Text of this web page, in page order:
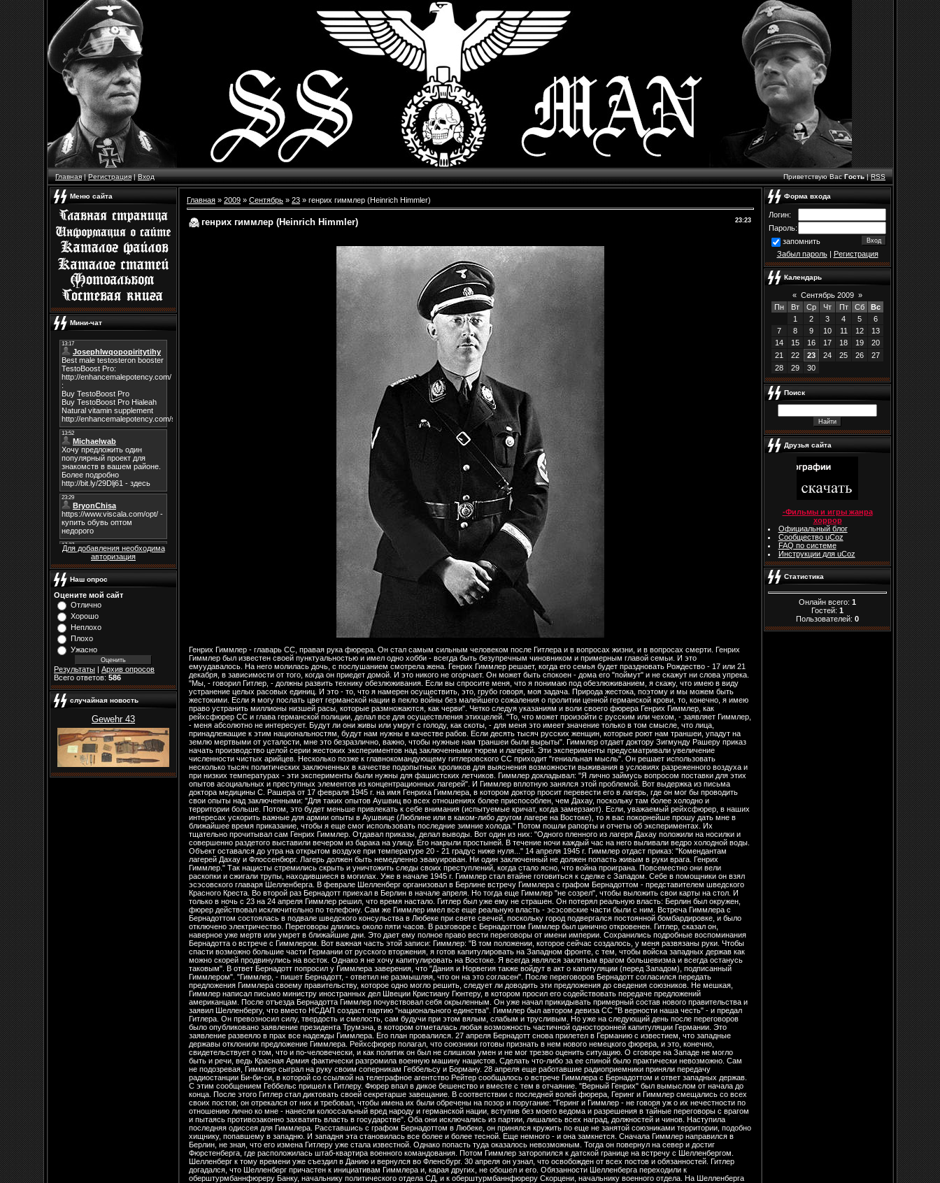
Главная|Регистрация|Вход Приветствую Вас Гость|RSS
Меню сайта
Мини-чат
Для добавления необходима
авторизация
Наш опрос
Оцените мой сайт
Отлично
Хорошо
Неплохо
Плохо
Ужасно
Результаты | Архив опросов
Всего ответов: 586
случайная новость
Gewehr 43
Главная » 2009 » Сентябрь » 23 » генрих гиммлер (Heinrich Himmler)
23:23
генрих гиммлер (Heinrich Himmler)
Генрих Гиммлер - главарь СС, правая рука фюрера. Он стал самым сильным человеком после Гитлера и в вопросах жизни, и в вопросах смерти. Генрих Гиммлер был известен своей пунктуальностью и имел одно хобби - всегда быть безупречным чиновником и примерным главой семьи. И это емуудавалось. На него молилась дочь, с послушанием смотрела жена. Генрих Гиммлер решает, когда его семья будет праздновать Рождество - 17 или 21 декабря, в зависимости от того, когда он приедет домой. И это никого не огорчает. Он может быть спокоен - дома его "поймут" и не скажут ни слова упрека. "Мы, - говорил Гитлер, - должны развить технику обезлюживания. Если вы спросите меня, что я понимаю под обезлюживанием, я скажу, что имею в виду устранение целых расовых единиц. И это - то, что я намерен осуществить, это, грубо говоря, моя задача. Природа жестока, поэтому и мы можем быть жестокими. Если я могу послать цвет германской нации в пекло войны без малейшего сожаления о пролитии ценной германской крови, то, конечно, я имею право устранить миллионы низшей расы, которые размножаются, как черви". Четко следуя указаниям и воли своего фюрера Генрих Гиммлер, как рейхсфюрер СС и глава германской полиции, делал все для осуществления этихцелей. "То, что может произойти с русским или чехом, - заявляет Гиммлер, - меня абсолютно не интересует. Будут ли они живы или умрут с голоду, как скоты, - для меня это имеет значение только в том смысле, что лица, принадлежащие к этим национальностям, будут нам нужны в качестве рабов. Если десять тысяч русских женщин, которые роют нам траншеи, упадут на землю мертвыми от усталости, мне это безразлично, важно, чтобы нужные нам траншеи были вырыты". Гиммлер отдает доктору Зигмунду Рашеру приказ начать производство целой серии жестоких экспериментов над заключенными тюрем и лагерей. Эти эксперименты предусматривали увеличение численности чистых арийцев. Несколько позже к главнокомандующему гитлеровского СС приходит "гениальная мысль". Он решает использовать несколько тысяч политических заключенных в качестве подопытных кроликов для выяснения возможности выживания в условиях разреженного воздуха и при низких температурах - эти эксперименты были нужны для фашистских летчиков. Гиммлер докладывал: "Я лично займусь вопросом поставки для этих опытов асоциальных и преступных элементов из концентрационных лагерей". И Гиммлер вплотную занялся этой проблемой. Вот выдержка из письма доктора медицины С. Рашера от 17 февраля 1945 г. на имя Генриха Гиммлера, в котором доктор просит перевести его в лагерь, где он мог бы проводить свои опыты над заключенными: "Для таких опытов Аушвиц во всех отношениях более приспособлен, чем Дахау, поскольку там более холодно и территории больше. Потом, это будет меньше привлекать к себе внимания (испытуемые кричат, когда замерзают). Если, уважаемый рейхсфюрер, в наших интересах ускорить важные для армии опыты в Аушвице (Люблине или в каком-либо другом лагере на Востоке), то я вас покорнейше прошу дать мне в ближайшее время приказание, чтобы я еще смог использовать последние зимние холода." Потом пошли рапорты и отчеты об экспериментах. Их тщательно прочитывал сам Генрих Гиммлер. Отдавал приказы, делал выводы. Вот один из них: "Одного пленного из лагеря Дахау положили на носилки и совершенно раздетого выставили вечером из барака на улицу. Его накрыли простыней. В течение ночи каждый час на него выливали ведро холодной воды. Объект оставался до утра на открытом воздухе при температуре 20 - 21 градус ниже нуля..." 14 апреля 1945 г. Гиммлер отдаст приказ: "Комендантам лагерей Дахау и Флоссенбюрг. Лагерь должен быть немедленно эвакуирован. Ни один заключенный не должен попасть живым в руки врага. Генрих Гиммлер." Так нацисты стремились скрыть и уничтожить следы своих преступлений, когда стало ясно, что война проиграна. Повсеместно они вели раскопки и сжигали трупы, находившиеся в могилах. Уже в начале 1945 г. Гиммлер стал втайне готовиться к сделке с Западом. Себе в помощники он взял эсэсовского главаря Шелленберга. В феврале Шелленберг организовал в Берлине встречу Гиммлера с графом Бернадоттом - представителем шведского Красного Креста. Во второй раз Бернадотт приехал в Берлин в начале апреля. Но тогда еще Гиммлер "не созрел", чтобы выложить свои карты на стол. И только в ночь с 23 на 24 апреля Гиммлер решил, что время настало. Гитлер был уже ему не страшен. Он потерял реальную власть: Берлин был окружен, фюрер действовал исключительно по телефону. Сам же Гиммлер имел все еще реальную власть - эсэсовские части были с ним. Встреча Гиммлера с Бернадоттом состоялась в подвале шведского консульства в Любеке при свете свечей, поскольку город подвергался постоянной бомбардировке, и было отключено электричество. Переговоры длились около пяти часов. В разговоре с Бернадоттом Гиммлер был цинично откровенен. Гитлер, сказал он, наверное уже мертв или умрет в ближайшие дни. Это дает ему полное право вести переговоры от имени империи. Сохранились подробные воспоминания Бернадотта о встрече с Гиммлером. Вот важная часть этой записи: Гиммлер: "В том положении, которое сейчас создалось, у меня развязаны руки. Чтобы спасти возможно большие части Германии от русского вторжения, я готов капитулировать на Западном фронте, с тем, чтобы войска западных держав как можно скорей продвинулись на восток. Однако я не хочу капитулировать на Востоке. Я всегда являлся заклятым врагом большевизма и всегда останусь таковым". В ответ Бернадотт попросил у Гиммлера заверения, что "Дания и Норвегия также войдут в акт о капитуляции (перед Западом), подписанный Гиммлером". "Гиммлер, - пишет Бернадотт, - ответил не размышляя, что он на это согласен". После переговоров Бернадотт согласился передать предложения Гиммлера своему правительству, которое одно могло решить, следует ли доводить эти предложения до сведения союзников. Не мешкая, Гиммлер написал письмо министру иностранных дел Швеции Кристиану Гюнтеру, в котором просил его содействовать передаче предложений американцам. После отъезда Бернадотта Гиммлер почувствовал себя окрыленным. Он уже начал прикидывать примерный состав нового правительства и заявил Шелленбергу, что вместо НСДАП создаст партию "национального единства". Гиммлер был автором девиза СС "В верности наша честь" - и предал Гитлера. Он превозносил силу, твердость и смелость, сам будучи при этом вялым, слабым и трусливым. Но уже на следующий день после переговоров было опубликовано заявление президента Трумэна, в котором отметалась любая возможность частичной односторонней капитуляции Германии. Это заявление развеяло в прах все надежды Гиммлера. Его план провалился. 27 апреля Бернадотт снова прилетел в Германию с известием, что западные державы отклонили предложение Гиммлера. Рейхсфюрер полагал, что союзники готовы признать в нем нового немецкого фюрера, и это, конечно, свидетельствует о том, что и по-человечески, и как политик он был не слишком умен и не мог трезво оценить ситуацию. О сговоре на Западе не могло быть и речи, ведь Красная Армия фактически разгромила военную машину нацистов. Сделать что-либо за ее спиной было практически невозможно. Сам не подозревая, Гиммлер сыграл на руку своим соперникам Геббельсу и Борману. 28 апреля еще работавшие радиоприемники приняли передачу радиостанции Би-би-си, в которой со ссылкой на телеграфное агентство Рейтер сообщалось о встрече Гиммлера с Бернадоттом и ответ западных держав. С этим сообщением Геббельс пришел к Гитлеру. Фюрер впал в дикое бешенство и вместе с тем в отчаяние. "Верный Генрих" был вымыслом от начала до конца. После этого Гитлер стал диктовать своей секретарше завещание. В соответствии с последней волей фюрера, Геринг и Гиммлер смещались со всех своих постов; он отрекался от них и требовал, чтобы имена их были обречены на позор и поругание: "Геринг и Гиммлер - не говоря уж о их нечестности по отношению лично ко мне - нанесли колоссальный вред народу и германской нации, вступив без моего ведома и разрешения в тайные переговоры с врагом и пытаясь противозаконно захватить власть в государстве". Оба они исключались из партии, лишались всех наград, должностей и чинов. Наступила последняя одиссея для Гиммлера. Расставшись с графом Бернадоттом в Любеке, он принялся кружить по еще не занятой союзниками территории, подобно хищнику, попавшему в западню. И западня эта становилась все более и более тесной. Еще немного - и она замкнется. Сначала Гиммлер направился в Берлин, не зная, что его измена Гитлеру уже стала известной. Однако попасть туда оказалось невозможным. Тогда он повернул на север и достиг Фюрстенберга, где расположилась штаб-квартира военного командования. Потом Гиммлер заторопился к датской границе на встречу с Шелленбергом. Шелленберг к тому времени уже съездил в Данию и вернулся во Фленсбург. 30 апреля он узнал, что освобожден от всех постов и обязанностей. Гитлер догадался, что Шелленберг причастен к инициативам Гиммлера и, карая других, не обошел и его. Обязанности Шелленберга переходили к оберштурмбаннфюреру Банку, начальнику политического отдела СД, и к оберштурмбаннфюреру Скорцени, начальнику военного отдела. На Шелленберга эта новость уже не произвела большого впечатления. Он тут же отправился на встречу со своим начальником. 1 мая к ним пришла новость о самоубийстве Гитлера и о назначении Деница преемником, рейхспрезидентом и верховным главнокомандующим вооруженными силами. Гиммлер виделся с Деницем накануне, проезжая через находившийся в нескольких километрах от Любека Плен, где расположился межармейский штаб вермахта. Шелленберг, который сопровождал Гиммлера в Плен, решил установить необходимый контакт с Шверином фон Крозигом, членом правительства, а в следующую ночь выехал в Данию для продолжения своих переговоров. Капитуляция застала его в Стокгольме. А Гиммлер последовал за новым правительством, которое переехало 4 мая из Плена в Мюрвик недалеко от Фленсбурга, где обосновалось в морской школе. Нового президента окружала когорта обезумевших людей. Военные все еще развивали идею о продолжении борьбы в Норвегии. Дениц созвал к себе ейхскомиссара Терб
Форма входа
Логин:
Пароль:
запомнить
Забыл пароль| Регистрация
Календарь
« Сентябрь 2009 »
Пн
Вт Ср Чт Пт Сб
Вс
1
2 3 4 5
6
7
8 9 10 11 12
13
14
15 16 17 18 19
20
21
22 23 24 25 26
27
28
29 30
Поиск
Друзья сайта
-Фильмы и игры жанра
хоррор
Официальный блог
Сообщество uCoz
FAQ по системе
Инструкции для uCoz
Статистика
Онлайн всего: 1
Гостей: 1
Пользователей: 0